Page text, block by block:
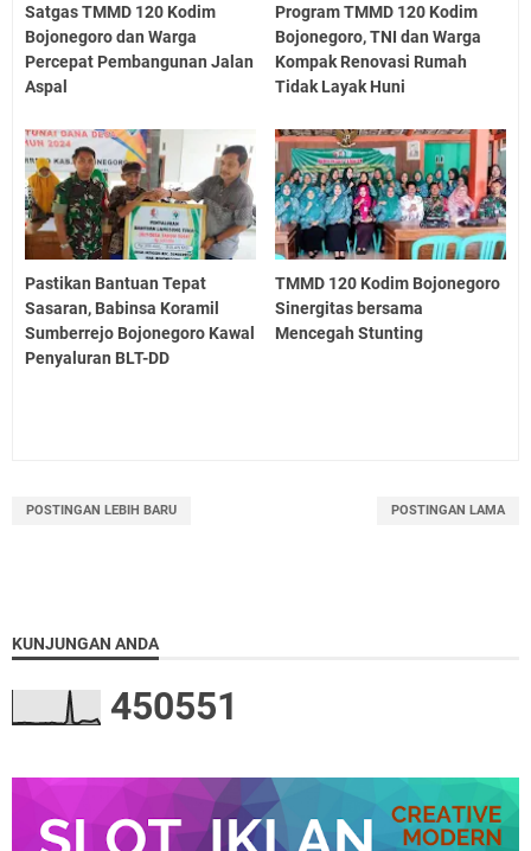
Satgas TMMD 120 Kodim
Bojonegoro dan Warga
Percepat Pembangunan Jalan
Aspal
Program TMMD 120 Kodim
Bojonegoro, TNI dan Warga
Kompak Renovasi Rumah
Tidak Layak Huni
Pastikan Bantuan Tepat
Sasaran, Babinsa Koramil
Sumberrejo Bojonegoro Kawal
Penyaluran BLT-DD
TMMD 120 Kodim Bojonegoro
Sinergitas bersama
Mencegah Stunting
POSTINGAN LEBIH BARU POSTINGAN LAMA
KUNJUNGAN ANDA
450551